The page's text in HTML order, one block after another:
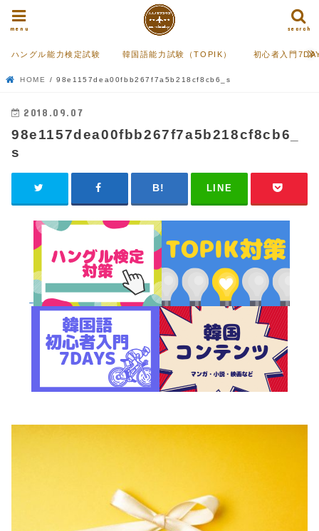
search
menu
ハングル能力検定試験 韓国語能力試験（TOPIK） 初心者入門
HOME 98e1157dea00fbb267f7a5b218cf8cb6_s
2018.09.07
98e1157dea00fbb267f7a5b218cf8cb6_
s
LINE